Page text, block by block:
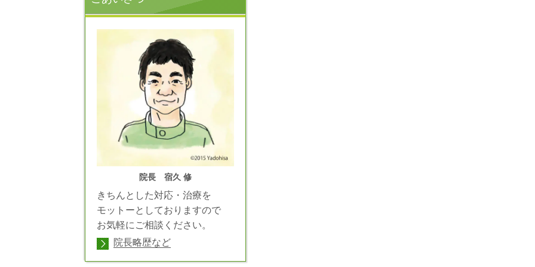
院長 宿久 修
きちんとした対応・治療を
モットーとしておりますので
お気軽にご相談ください。
院長略歴など